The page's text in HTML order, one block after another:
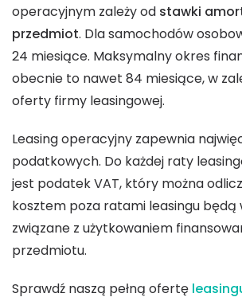
operacyjnym zależy od stawki
przedmiot. Dla samochodów
24 miesiące. Maksymalny okres
obecnie to nawet 84 miesiące, w
oferty firmy leasingowej.
Leasing operacyjny zapewnia
podatkowych. Do każdej raty
jest podatek VAT, który można
kosztem poza ratami leasingu będą
związane z użytkowaniem
przedmiotu.
Sprawdź naszą pełną ofertę